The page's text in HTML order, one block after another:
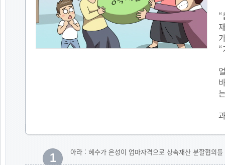
1 아라 : 혜수가 은성이 엄마자격으로 상속재산 분할협의